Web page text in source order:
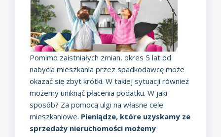
Pomimo zaistniałych zmian, okres 5 lat od
nabycia mieszkania przez spadkodawcę może
okazać się zbyt krótki. W takiej sytuacji również
możemy uniknąć płacenia podatku. W jaki
sposób? Za pomocą ulgi na własne cele
mieszkaniowe. Pieniądze, które uzyskamy ze
sprzedaży nieruchomości możemy